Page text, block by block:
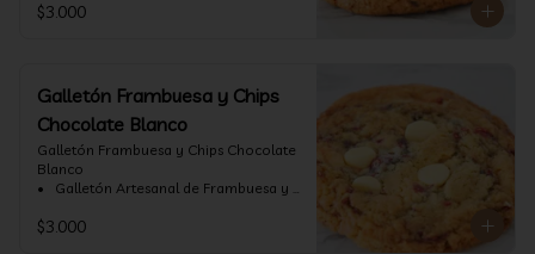
$3.000
Galletón Frambuesa y Chips
Chocolate Blanco
Galletón Frambuesa y Chips Chocolate
Blanco
•⁠  ⁠ Galletón Artesanal de Frambuesa y
con mantequilla y materias primas de
$3.000